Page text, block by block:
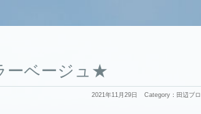
ーベージュ★
2021年11月29日 Category： 田辺ブ